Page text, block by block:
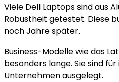
Viele Dell Laptops sind aus
Robustheit getestet. Diese
noch Jahre später.
Business-Modelle wie das
besonders lange. Sie sind
Unternehmen ausgelegt.